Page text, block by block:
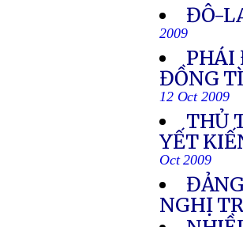
ĐÔ-
2009
PHÁI
ĐỒNG
12 Oct 2009
THỦ
YẾT
Oct 2009
NGHỊ